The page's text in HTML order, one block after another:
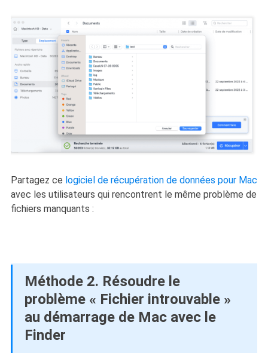
Partagez ce logiciel de récupération de données pour Mac
avec les utilisateurs qui rencontrent le même problème de
fichiers manquants :
Méthode 2. Résoudre le
problème « Fichier introuvable »
au démarrage de Mac avec le
Finder